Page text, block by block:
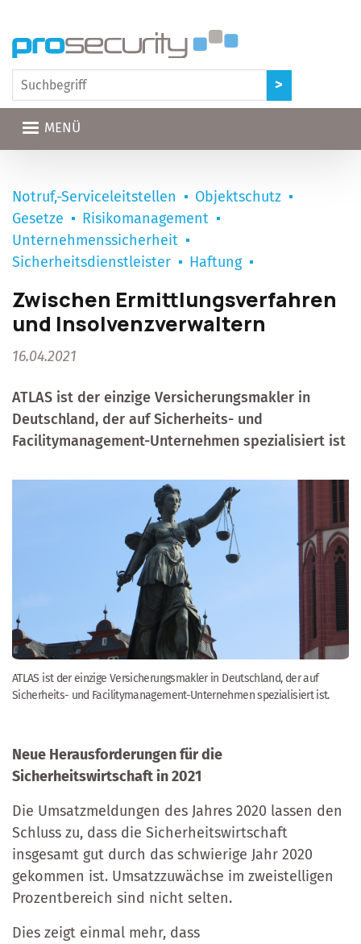
MENÜ
Notruf,-Serviceleitstellen
Objektschutz
Gesetze
Risikomanagement
Unternehmenssicherheit
Sicherheitsdienstleister
Haftung
Zwischen Ermittlungsverfahren
und Insolvenzverwaltern
16.04.2021
ATLAS ist der einzige Versicherungsmakler in
Deutschland, der auf Sicherheits- und
Facilitymanagement-Unternehmen spezialisiert ist
ATLAS ist der einzige Versicherungsmakler in Deutschland, der auf
Sicherheits- und Facilitymanagement-Unternehmen spezialisiert ist.
Neue Herausforderungen für die
Sicherheitswirtschaft in 2021
Die Umsatzmeldungen des Jahres 2020 lassen den
Schluss zu, dass die Sicherheitswirtschaft
insgesamt gut durch das schwierige Jahr 2020
gekommen ist. Umsatzzuwächse im zweistelligen
Prozentbereich sind nicht selten.
Dies zeigt einmal mehr, dass